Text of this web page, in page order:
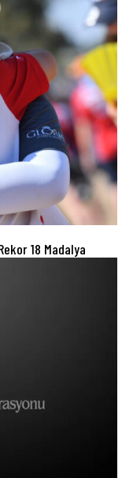
18 Madalya